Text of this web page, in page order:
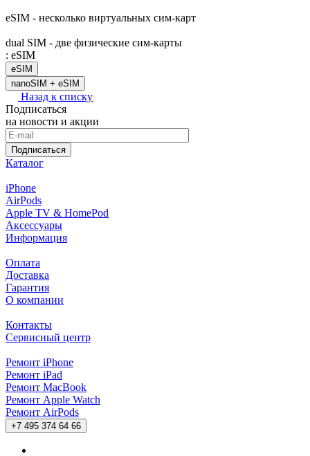
eSIM - несколько виртуальных сим-карт
dual SIM - две физические сим-карты
: eSIM
eSIM
nanoSIM + eSIM
Назад к списку
Подписаться
на новости и акции
Подписаться
Каталог
iPhone
AirPods
Apple TV & HomePod
Аксессуары
Информация
Оплата
Доставка
Гарантия
О компании
Контакты
Сервисный центр
Ремонт iPhone
Ремонт iPad
Ремонт MacBook
Ремонт Apple Watch
Ремонт AirPods
+7 495 374 64 66